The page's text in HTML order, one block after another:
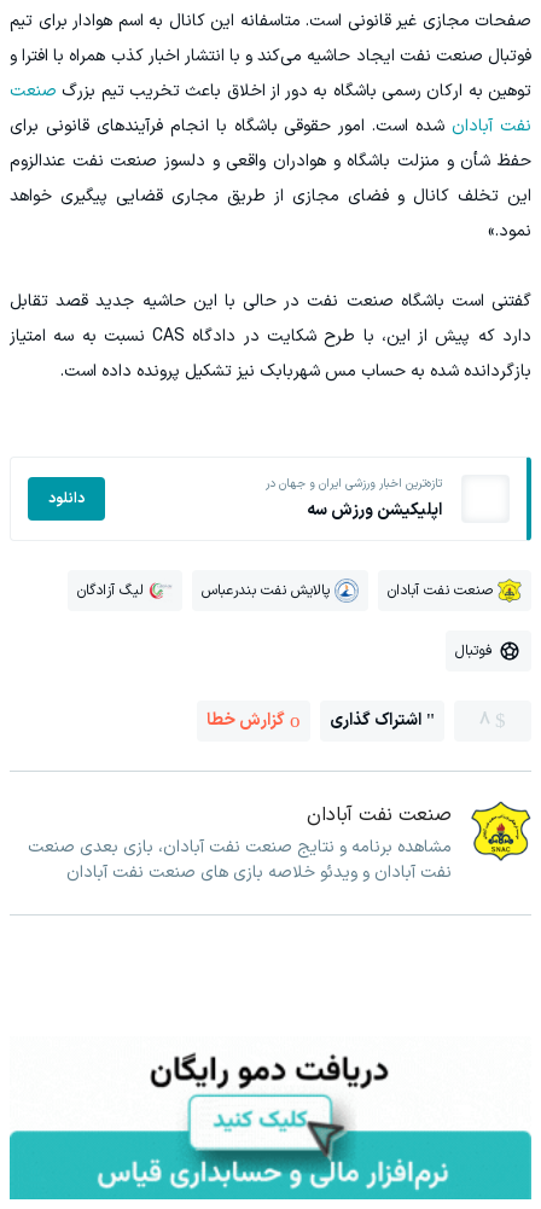
صفحات مجازی غیر قانونی است. متاسفانه این کانال به اسم هوادار برای تیم
فوتبال صنعت نفت ایجاد حاشیه می‌کند و با انتشار اخبار کذب همراه با افترا و
توهین به ارکان رسمی باشگاه به دور از اخلاق باعث تخریب تیم بزرگ صنعت
نفت آبادانشده است. امور حقوقی باشگاه با انجام فرآیندهای قانونی برای
حفظ شأن و منزلت باشگاه و هوادران واقعی و دلسوز صنعت نفت عندالزوم
این تخلف کانال و فضای مجازی از طریق مجاری قضایی پیگیری خواهد
نمود.»
گفتنی است باشگاه صنعت نفت در حالی با این حاشیه جدید قصد تقابل
دارد که پیش از این، با طرح شکایت در دادگاه CAS نسبت به سه امتیاز
بازگردانده شده به حساب مس شهربابک نیز تشکیل پرونده داده است.
تازه‌ترین اخبار ورزشی ایران و جهان در
اپلیکیشن ورزش سه دانلود
صنعت نفت آبادان پالایش نفت بندرعباس لیگ آزادگان
فوتبال
8 اشتراک گذاری گزارش خطا
صنعت نفت آبادان
مشاهده برنامه و نتایج صنعت نفت آبادان، بازی بعدی صنعت
نفت آبادان و ویدئو خلاصه بازی های صنعت نفت آبادان